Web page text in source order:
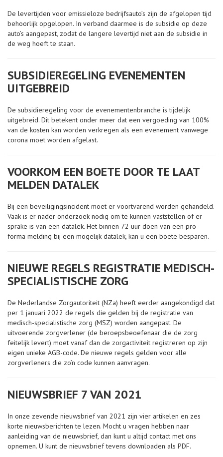
De levertijden voor emissieloze bedrijfsauto’s zijn de afgelopen tijd
behoorlijk opgelopen. In verband daarmee is de subsidie op deze
auto’s aangepast, zodat de langere levertijd niet aan de subsidie in
de weg hoeft te staan.
SUBSIDIEREGELING EVENEMENTEN
UITGEBREID
De subsidieregeling voor de evenementenbranche is tijdelijk
uitgebreid. Dit betekent onder meer dat een vergoeding van 100%
van de kosten kan worden verkregen als een evenement vanwege
corona moet worden afgelast.
VOORKOM EEN BOETE DOOR TE LAAT
MELDEN DATALEK
Bij een beveiligingsincident moet er voortvarend worden gehandeld.
Vaak is er nader onderzoek nodig om te kunnen vaststellen of er
sprake is van een datalek. Het binnen 72 uur doen van een pro
forma melding bij een mogelijk datalek, kan u een boete besparen.
NIEUWE REGELS REGISTRATIE MEDISCH-
SPECIALISTISCHE ZORG
De Nederlandse Zorgautoriteit (NZa) heeft eerder aangekondigd dat
per 1 januari 2022 de regels die gelden bij de registratie van
medisch-specialistische zorg (MSZ) worden aangepast. De
uitvoerende zorgverlener (de beroepsbeoefenaar die de zorg
feitelijk levert) moet vanaf dan de zorgactiviteit registreren op zijn
eigen unieke AGB-code. De nieuwe regels gelden voor alle
zorgverleners die zo’n code kunnen aanvragen.
NIEUWSBRIEF 7 VAN 2021
In onze zevende nieuwsbrief van 2021 zijn vier artikelen en zes
korte nieuwsberichten te lezen. Mocht u vragen hebben naar
aanleiding van de nieuwsbrief, dan kunt u altijd contact met ons
opnemen. U kunt de nieuwsbrief tevens downloaden als PDF.